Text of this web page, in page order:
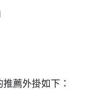
薦外掛如下：